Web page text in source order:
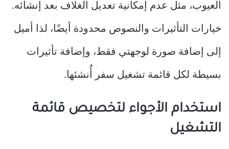
العيوب، مثل عدم إمكانية تعديل الغلاف بعد إنشائه.
خيارات التأثيرات والنصوص محدودة أيضًا، لذا أميل
إلى إضافة صورة لوجهتي فقط، وإضافة تأثيرات
بسيطة لكل قائمة تشغيل سفر أُنشئها.
استخدام الأجواء لتخصيص قائمة
التشغيل